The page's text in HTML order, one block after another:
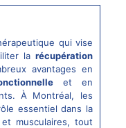
qui vise
la récupération
avantages en
et en
À Montréal, les
essentiel dans la
musculaires, tout